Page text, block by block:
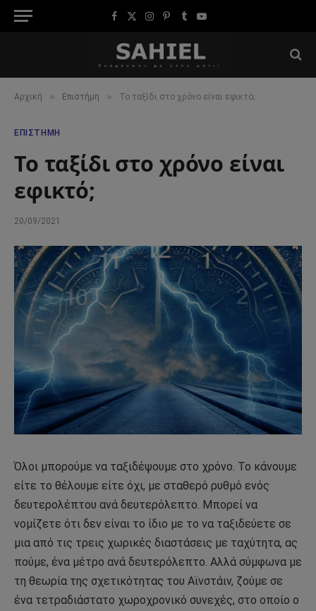
Facebook
X
Instagram
Pinterest
TumblrYouTube
Αρχική » Επιστήμη » Το ταξίδι στο χρόνο είναι εφικτό;
ΕΠΙΣΤΉΜΗ
Το ταξίδι στο χρόνο είναι
εφικτό;
20/09/2021
Όλοι μπορούμε να ταξιδέψουμε στο χρόνο. Το κάνουμε
είτε το θέλουμε είτε όχι, με σταθερό ρυθμό ενός
δευτερολέπτου ανά δευτερόλεπτο. Μπορεί να
νομίζετε ότι δεν είναι το ίδιο με το να ταξιδεύετε σε
μια από τις τρεις χωρικές διαστάσεις με ταχύτητα, ας
πούμε, ένα μέτρο ανά δευτερόλεπτο. Αλλά σύμφωνα με
τη θεωρία της σχετικότητας του Αϊνστάιν, ζούμε σε
ένα τετραδιάστατο χωροχρονικό συνεχές, στο οποίο ο